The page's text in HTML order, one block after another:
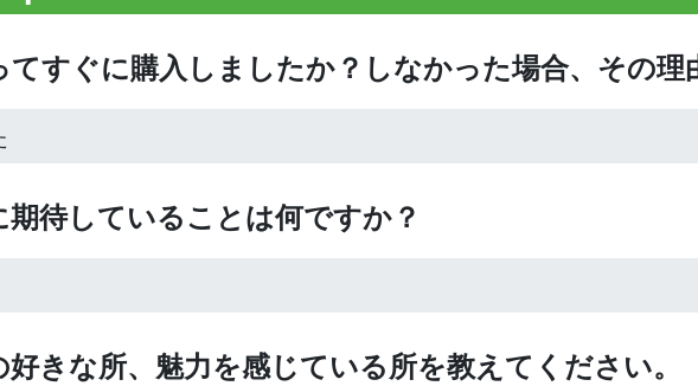
てすぐに購入しましたか？しなかった場合、その理
期待していることは何ですか？
きな所、魅力を感じている所を教えてください。